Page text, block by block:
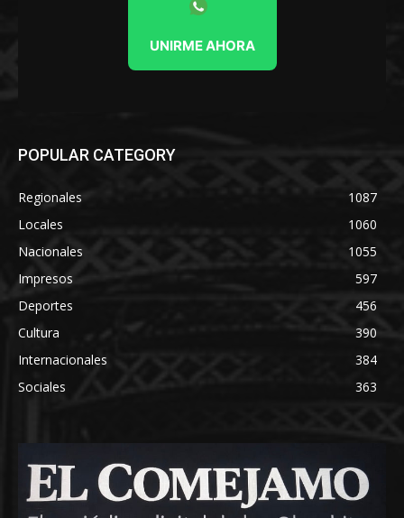
UNIRME AHORA
POPULAR CATEGORY
Regionales
1087
Locales
1060
Nacionales
1055
Impresos
597
Deportes
456
Cultura
390
Internacionales
384
Sociales
363